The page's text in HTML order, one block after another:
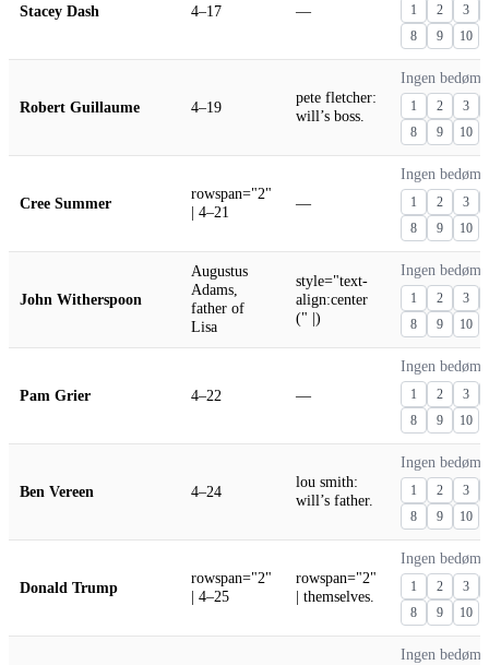
Stacey Dash 4–17 — 1 2
3
8
9 10
Robert Guillaume 4–19
pete fletcher:
will’s boss.
Ingen
1 2
3
8
9 10
Cree Summer
rowspan="2"
| 4–21
—
Ingen
1 2
3
8
9 10
John Witherspoon
Augustus
Adams,
father of
Lisa
style="text-
align:center
(" |)
Ingen
1 2
3
8
9 10
Pam Grier 4–22 —
Ingen
1 2
3
8
9 10
Ben Vereen 4–24
lou smith:
will’s father.
Ingen
1 2
3
8
9 10
Donald Trump
rowspan="2"
| 4–25
rowspan="2"
| themselves.
Ingen
1 2
3
8
9 10
Ingen